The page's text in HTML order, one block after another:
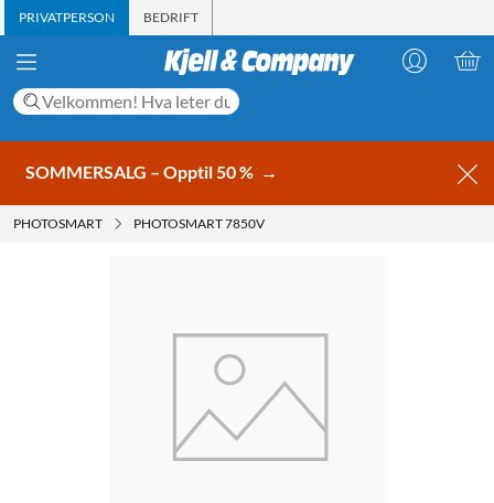
PRIVATPERSON BEDRIFT
SOMMERSALG – Opptil 50 % →
PHOTOSMART PHOTOSMART 7850V